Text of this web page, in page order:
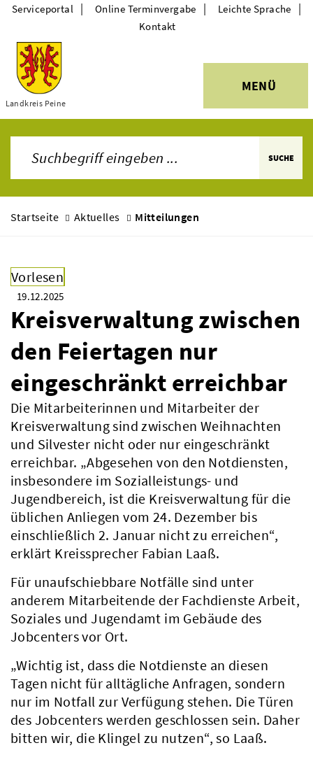
Themen
Landkreis Peine
MENÜ
Serviceportal | Online Terminvergabe | Leichte Sprache |
Kontakt
SUCHE
Startseite Aktuelles Mitteilungen
Vorlesen
19.12.2025
Kreisverwaltung zwischen
den Feiertagen nur
eingeschränkt erreichbar
Die Mitarbeiterinnen und Mitarbeiter der
Kreisverwaltung sind zwischen Weihnachten
und Silvester nicht oder nur eingeschränkt
erreichbar. „Abgesehen von den Notdiensten,
insbesondere im Sozialleistungs- und
Jugendbereich, ist die Kreisverwaltung für die
üblichen Anliegen vom 24. Dezember bis
einschließlich 2. Januar nicht zu erreichen“,
erklärt Kreissprecher Fabian Laaß.
Für unaufschiebbare Notfälle sind unter
anderem Mitarbeitende der Fachdienste Arbeit,
Soziales und Jugendamt im Gebäude des
Jobcenters vor Ort.
„Wichtig ist, dass die Notdienste an diesen
Tagen nicht für alltägliche Anfragen, sondern
nur im Notfall zur Verfügung stehen. Die Türen
des Jobcenters werden geschlossen sein. Daher
bitten wir, die Klingel zu nutzen“, so Laaß.